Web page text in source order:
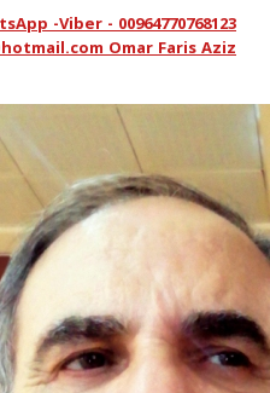
-Viber - 00964770768123
Omar Faris Aziz